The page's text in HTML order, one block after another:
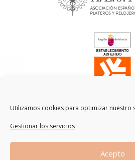
Utilizamos cookies para optimizar nuestro
Gestionar los servicios
Acepto